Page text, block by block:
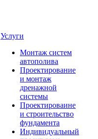
Услуги
Монтаж систем
автополива
Проектирование
и монтаж
дренажной
системы
Проектироваине
и строительство
фундамента
Индивидуальный